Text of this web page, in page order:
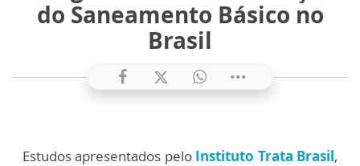
do Saneamento Básico no
Brasil
Estudos apresentados pelo Instituto Trata Brasil,